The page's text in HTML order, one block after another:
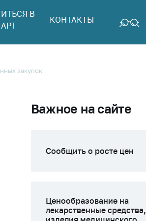
В
КОНТАКТЫ
закупок
Важное на сайте
Сообщить о росте цен
Ценообразование на
лекарственные средства,